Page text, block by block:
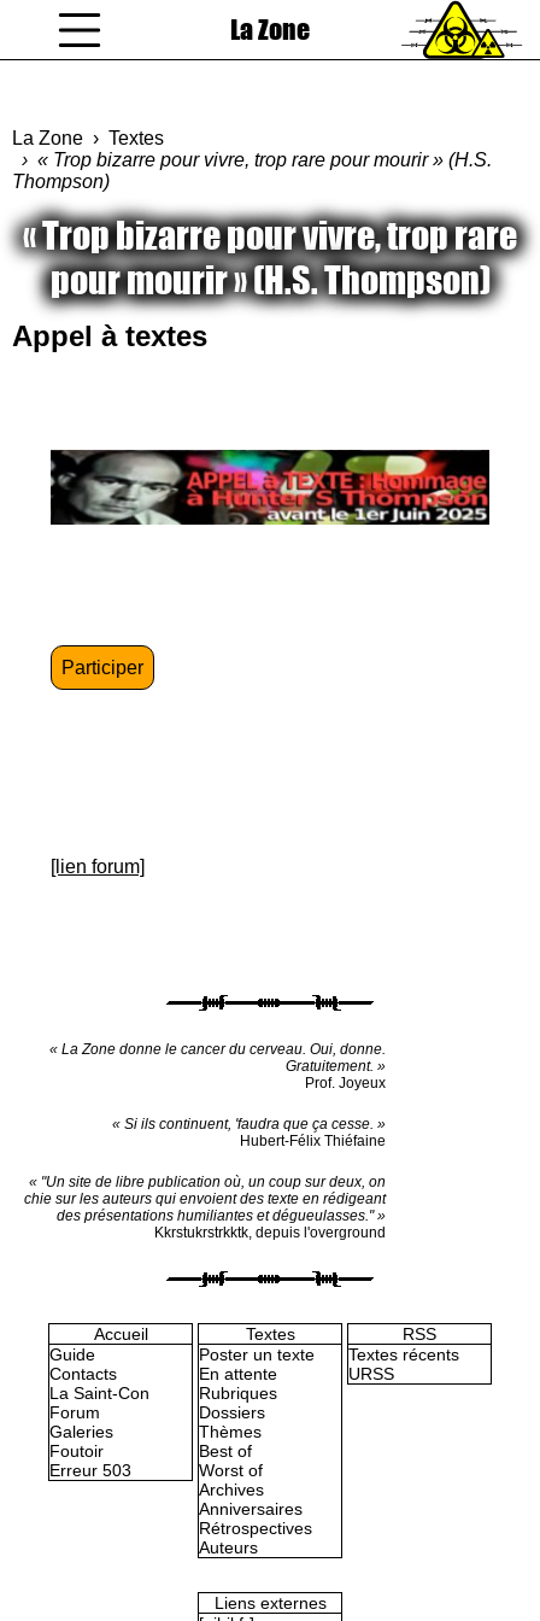
La Zone
La Zone
Textes
« Trop bizarre pour vivre, trop rare pour mourir » (H.S.
Thompson)
« Trop bizarre pour vivre, trop rare
pour mourir » (H.S. Thompson)
Appel à textes
Participer
[lien forum]
« La Zone donne le cancer du cerveau. Oui, donne.
Gratuitement. »
Prof. Joyeux
« Si ils continuent, 'faudra que ça cesse. »
Hubert-Félix Thiéfaine
« "Un site de libre publication où, un coup sur deux, on
chie sur les auteurs qui envoient des texte en rédigeant
des présentations humiliantes et dégueulasses." »
Kkrstukrstrkktk, depuis l'overground
Accueil
Guide
Contacts
La Saint-Con
Forum
Galeries
Foutoir
Erreur 503
Textes
Poster un texte
En attente
Rubriques
Dossiers
Thèmes
Best of
Worst of
Archives
Anniversaires
Rétrospectives
Auteurs
RSS
Textes récents
URSS
Liens externes